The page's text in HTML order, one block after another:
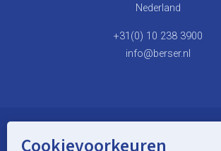
Nederland
+31(0) 10 238 3900
info@berser.nl
© Berser Network Logistics